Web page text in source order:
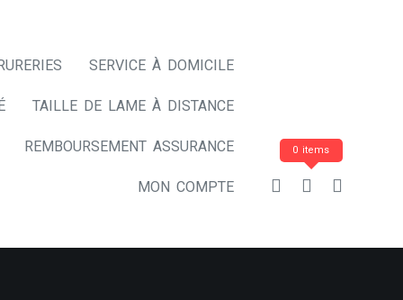
SERVICE À DOMICILE
TAILLE DE LAME À DISTANCE
REMBOURSEMENT ASSURANCE
MON COMPTE
0 items